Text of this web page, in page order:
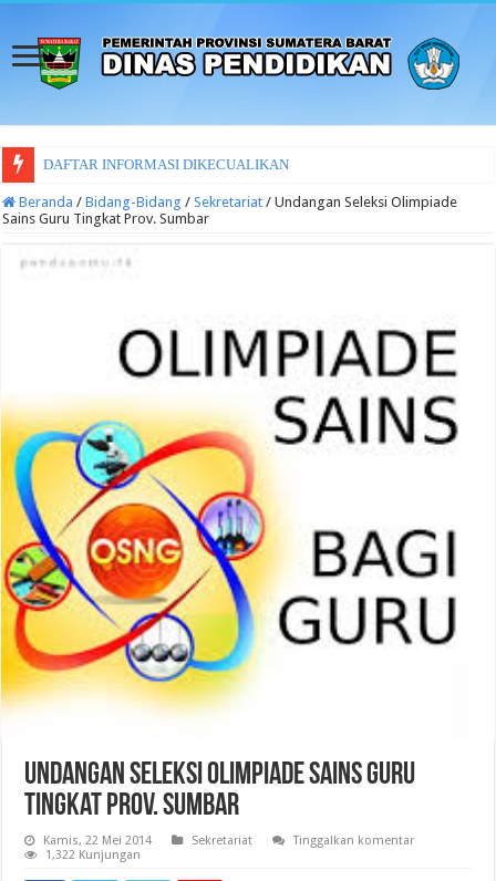
DAFTAR INFORMASI DIKECUALIKAN
Beranda / Bidang-Bidang / Sekretariat / Undangan Seleksi Olimpiade
Sains Guru Tingkat Prov. Sumbar
Undangan Seleksi Olimpiade Sains Guru
Tingkat Prov. Sumbar
Kamis, 22 Mei 2014 Sekretariat
Tinggalkan komentar
1,322 Kunjungan